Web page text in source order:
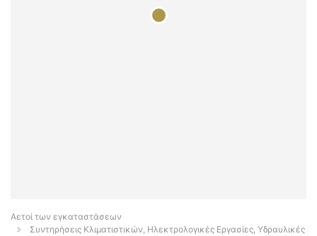
Αετοί των εγκαταστάσεων
Συντηρήσεις Κλιματιστικών, Ηλεκτρολογικές Εργασίες, Υδραυλικές